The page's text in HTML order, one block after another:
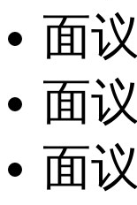
面议
面议
面议